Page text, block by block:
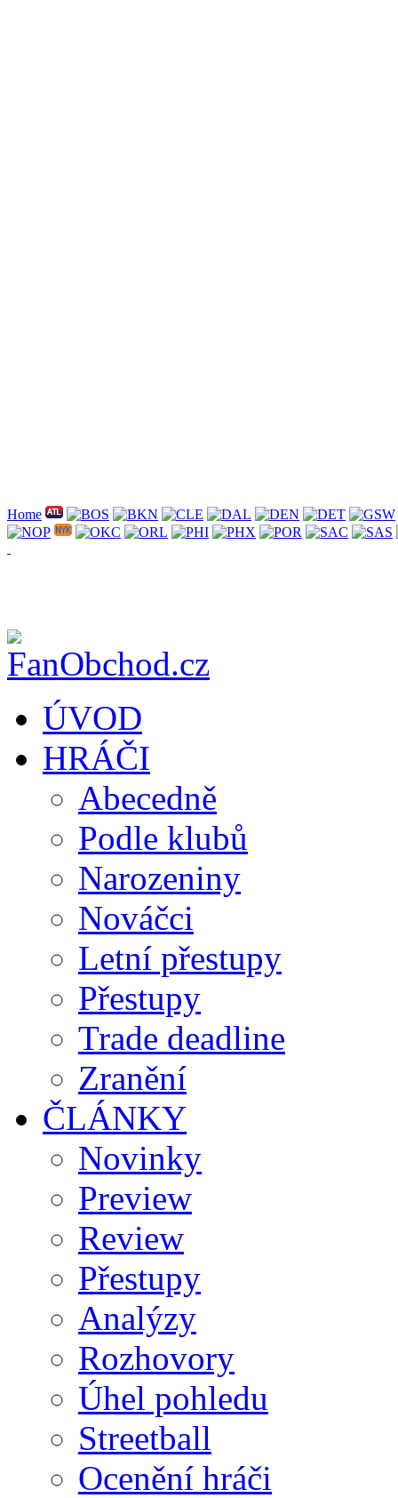
Home
ÚVOD
HRÁČI
Abecedně
Podle klubů
Narozeniny
Nováčci
Letní přestupy
Přestupy
Trade deadline
Zranění
ČLÁNKY
Novinky
Preview
Review
Přestupy
Analýzy
Rozhovory
Úhel pohledu
Streetball
Ocenění hráči